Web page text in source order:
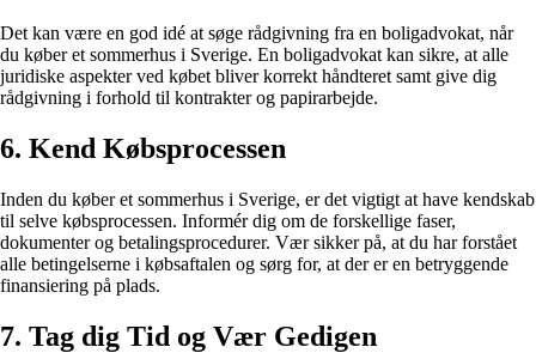
Det kan være en god idé at søge rådgivning fra en boligadvokat, når
du køber et sommerhus i Sverige. En boligadvokat kan sikre, at alle
juridiske aspekter ved købet bliver korrekt håndteret samt give dig
rådgivning i forhold til kontrakter og papirarbejde.
6. Kend Købsprocessen
Inden du køber et sommerhus i Sverige, er det vigtigt at have kendskab
til selve købsprocessen. Informér dig om de forskellige faser,
dokumenter og betalingsprocedurer. Vær sikker på, at du har forstået
alle betingelserne i købsaftalen og sørg for, at der er en betryggende
finansiering på plads.
7. Tag dig Tid og Vær Gedigen